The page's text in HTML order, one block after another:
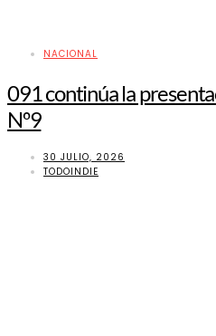
NACIONAL
091 continúa la
Nº9
30 JULIO, 2026
TODOINDIE